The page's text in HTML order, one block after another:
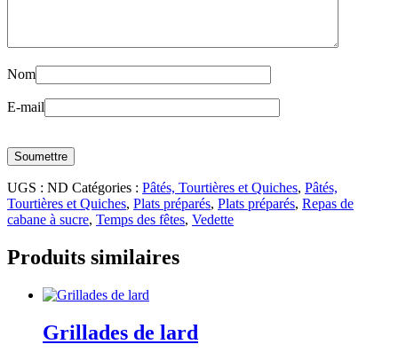
Nom
E-mail
UGS : ND Catégories : Pâtés, Tourtières et Quiches, Pâtés,
Tourtières et Quiches, Plats préparés, Plats préparés, Repas de
cabane à sucre, Temps des fêtes, Vedette
Produits similaires
Grillades de lard